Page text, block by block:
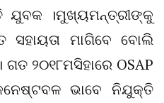
ଯୁବକ ।ମୁଖ୍ୟମନ୍ତ୍ରୀଙ୍କୁ
ସହାୟତା ମାଗିବେ ବୋଲି
୨୦୧୮ମସିହାରେ OSAP
ଭାବେ ନିଯୁକ୍ତି